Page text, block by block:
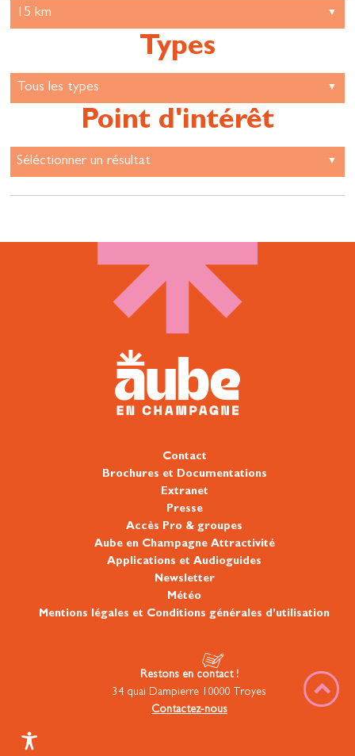
Types
Point d'intérêt
Contact
Brochures et Documentations
Extranet
Presse
Accès Pro & groupes
Aube en Champagne Attractivité
Applications et Audioguides
Newsletter
Météo
Mentions légales et Conditions générales d’utilisation
Restons en contact !
34 quai Dampierre 10000 Troyes
Contactez-nous